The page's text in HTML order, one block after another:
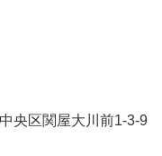
央区関屋大川前1-3-9